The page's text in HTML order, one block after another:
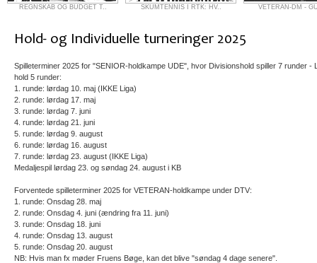
REGNSKAB OG BUDGET T.. SKUMTENNIS I RTK: HV.. VETERAN-DM -
Spilleterminer 2025 for "SENIOR-holdkampe UDE", hvor Divisionshold spiller 7 runder -
hold 5 runder:
1. runde: lørdag 10. maj (IKKE Liga)
2. runde: lørdag 17. maj
3. runde: lørdag 7. juni
4. runde: lørdag 21. juni
5. runde: lørdag 9. august
6. runde: lørdag 16. august
7. runde: lørdag 23. august (IKKE Liga)
Medaljespil lørdag 23. og søndag 24. august i KB
Forventede spilleterminer 2025 for VETERAN-holdkampe under DTV:
1. runde: Onsdag 28. maj
2. runde: Onsdag 4. juni (ændring fra 11. juni)
3. runde: Onsdag 18. juni
4. runde: Onsdag 13. august
5. runde: Onsdag 20. august
NB: Hvis man fx møder Fruens Bøge, kan det blive "søndag 4 dage senere".